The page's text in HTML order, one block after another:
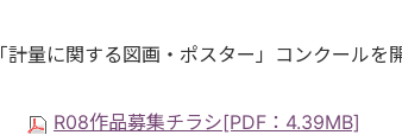
「計量に関する図画・ポスター」コンクールを
R08作品募集チラシ[PDF：4.39MB]